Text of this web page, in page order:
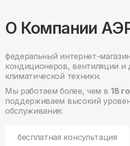
О Компании
федеральный интернет-
кондиционеров, вентиляции и
климатической техники.
Мы работаем более, чем в 18
поддерживаем высокий
обслуживания:
бесплатная консультация